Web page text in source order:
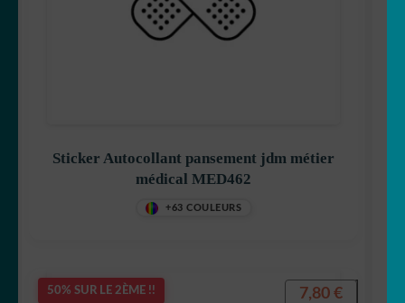
Sticker Autocollant pansement jdm métier
médical MED462
+63 COULEURS
50% SUR LE 2ÈME !! 7,80 €